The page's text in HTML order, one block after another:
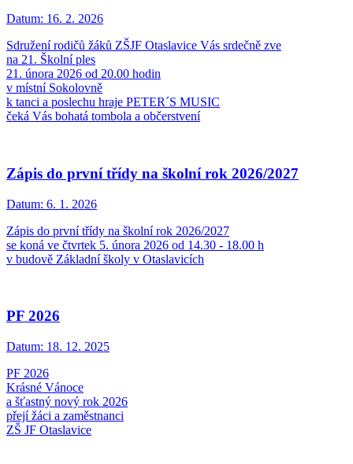
Datum: 16. 2. 2026
Sdružení rodičů žáků ZŠJF Otaslavice Vás srdečně zve
na 21. Školní ples
21. února 2026 od 20.00 hodin
v místní Sokolovně
k tanci a poslechu hraje PETER´S MUSIC
čeká Vás bohatá tombola a občerstvení
Zápis do první třídy na školní rok 2026/2027
Datum: 6. 1. 2026
Zápis do první třídy na školní rok 2026/2027
se koná ve čtvrtek 5. února 2026 od 14.30 - 18.00 h
v budově Základní školy v Otaslavicích
PF 2026
Datum: 18. 12. 2025
PF 2026
Krásné Vánoce
a šťastný nový rok 2026
přejí žáci a zaměstnanci
ZŠ JF Otaslavice